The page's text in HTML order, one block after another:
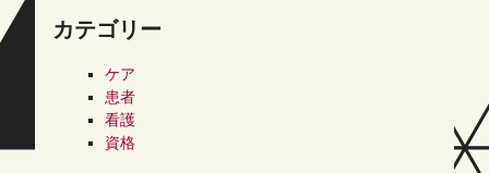
カテゴリー
ケア
患者
看護
資格